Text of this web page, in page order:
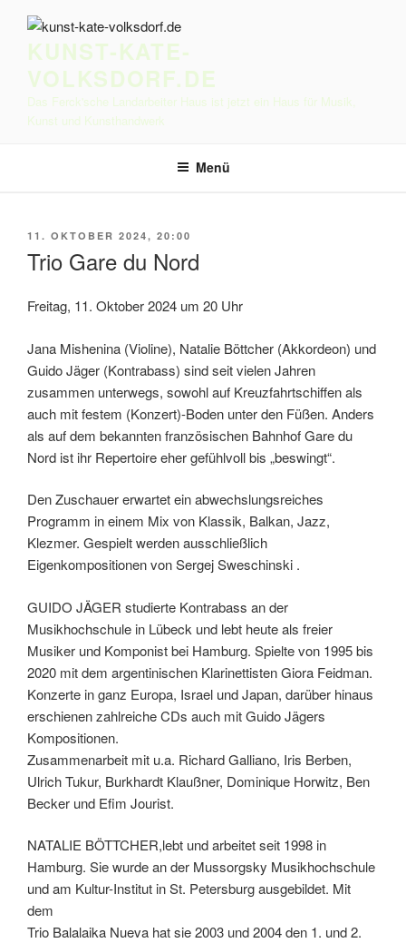
Inhalt
springenKUNST-KATE-
VOLKSDORF.DE
Das Ferck'sche Landarbeiter Haus ist jetzt ein Haus für Musik,
Kunst und Kunsthandwerk
Menü
VERÖFFENTLICHT
11. OKTOBER 2024, 20:00
Trio Gare du Nord
Freitag, 11. Oktober 2024 um 20 Uhr
Jana Mishenina (Violine), Natalie Böttcher (Akkordeon) und
Guido Jäger (Kontrabass) sind seit vielen Jahren
zusammen unterwegs, sowohl auf Kreuzfahrtschiffen als
auch mit festem (Konzert)-Boden unter den Füßen. Anders
als auf dem bekannten französischen Bahnhof Gare du
Nord ist ihr Repertoire eher gefühlvoll bis „beswingt“.
Den Zuschauer erwartet ein abwechslungsreiches
Programm in einem Mix von Klassik, Balkan, Jazz,
Klezmer. Gespielt werden ausschließlich
Eigenkompositionen von Sergej Sweschinski .
GUIDO JÄGER studierte Kontrabass an der
Musikhochschule in Lübeck und lebt heute als freier
Musiker und Komponist bei Hamburg. Spielte von 1995 bis
2020 mit dem argentinischen Klarinettisten Giora Feidman.
Konzerte in ganz Europa, Israel und Japan, darüber hinaus
erschienen zahlreiche CDs auch mit Guido Jägers
Kompositionen.
Zusammenarbeit mit u.a. Richard Galliano, Iris Berben,
Ulrich Tukur, Burkhardt Klaußner, Dominique Horwitz, Ben
Becker und Efim Jourist.
NATALIE BÖTTCHER,lebt und arbeitet seit 1998 in
Hamburg. Sie wurde an der Mussorgsky Musikhochschule
und am Kultur-Institut in St. Petersburg ausgebildet. Mit
dem
Trio Balalaika Nueva hat sie 2003 und 2004 den 1. und 2.